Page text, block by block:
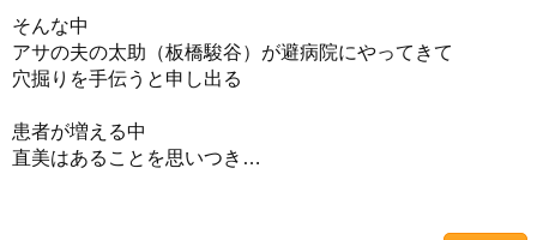
そんな中
アサの夫の太助（板橋駿谷）が避病院にやってきて
穴掘りを手伝うと申し出る
患者が増える中
直美はあることを思いつき…